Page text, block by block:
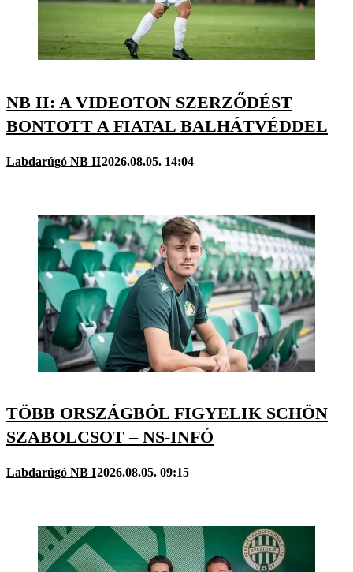
NB II: A VIDEOTON SZERZŐDÉST
BONTOTT A FIATAL BALHÁTVÉDDEL
Labdarúgó NB II2026.08.05. 14:04
TÖBB ORSZÁGBÓL FIGYELIK SCHÖN
SZABOLCSOT – NS-INFÓ
Labdarúgó NB I2026.08.05. 09:15